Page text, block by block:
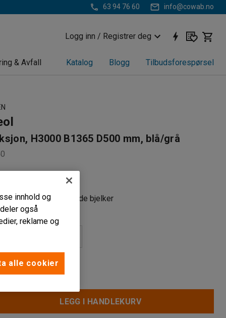
63 94 76 60 info@cowab.no
Logg inn / Registrer deg
& Avfall Katalog Blogg Tilbudsforespørsel
H3000 B1365 D500 mm, blå/grå
og gavl med kryssende bjelker
LEGG I HANDLEKURV
innhold og
også
reklame og
alle cookier